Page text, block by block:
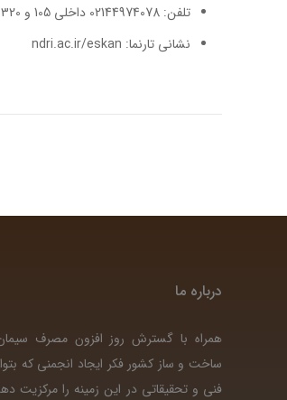
تلفن: 02144974078 داخلی 105 و 320
نشانی تارنما: ndri.ac.ir/eskan
درباره ما
همراه با گسترش روز افزون مصرف
ساخت و ساز کشور فکر ایجاد انجمنی که
فنی و تحقیقاتی در این زمینه را